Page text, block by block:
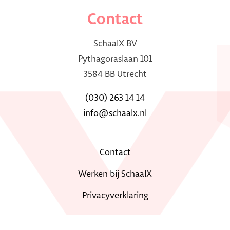
Contact
SchaalX BV
Pythagoraslaan 101
3584 BB Utrecht
(030) 263 14 14
info@schaalx.nl
Contact
Werken bij SchaalX
Privacyverklaring